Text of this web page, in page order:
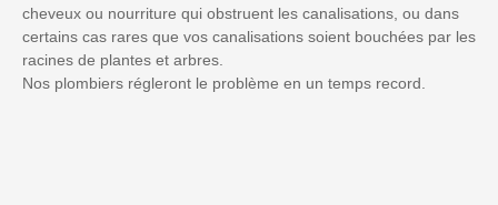
cheveux ou nourriture qui obstruent les canalisations, ou dans
certains cas rares que vos canalisations soient bouchées par les
racines de plantes et arbres.
Nos plombiers régleront le problème en un temps record.